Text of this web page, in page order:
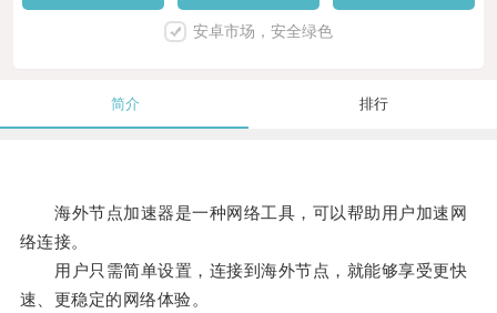
安卓市场，安全绿色
简介 排行
海外节点加速器是一种网络工具，可以帮助用户加速网
络连接。
用户只需简单设置，连接到海外节点，就能够享受更快
速、更稳定的网络体验。